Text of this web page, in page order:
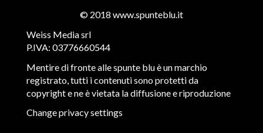
© 2018 www.spunteblu.it
Weiss Media srl
P.IVA: 03776660544
Mentire di fronte alle spunte blu è un marchio
registrato, tutti i contenuti sono protetti da
copyright e ne è vietata la diffusione e riproduzione
Change privacy settings